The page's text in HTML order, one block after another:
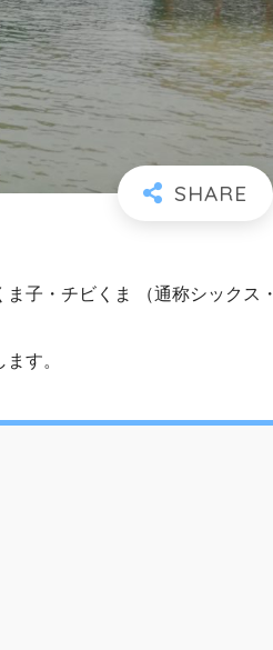
子・チビくま （通称シックス・
す。